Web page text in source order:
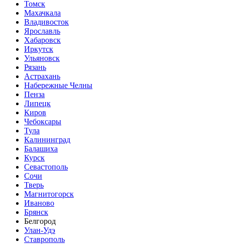
Томск
Махачкала
Владивосток
Ярославль
Хабаровск
Иркутск
Ульяновск
Рязань
Астрахань
Набережные Челны
Пенза
Липецк
Киров
Чебоксары
Тула
Калининград
Балашиха
Курск
Севастополь
Сочи
Тверь
Магнитогорск
Иваново
Брянск
Белгород
Улан-Удэ
Ставрополь